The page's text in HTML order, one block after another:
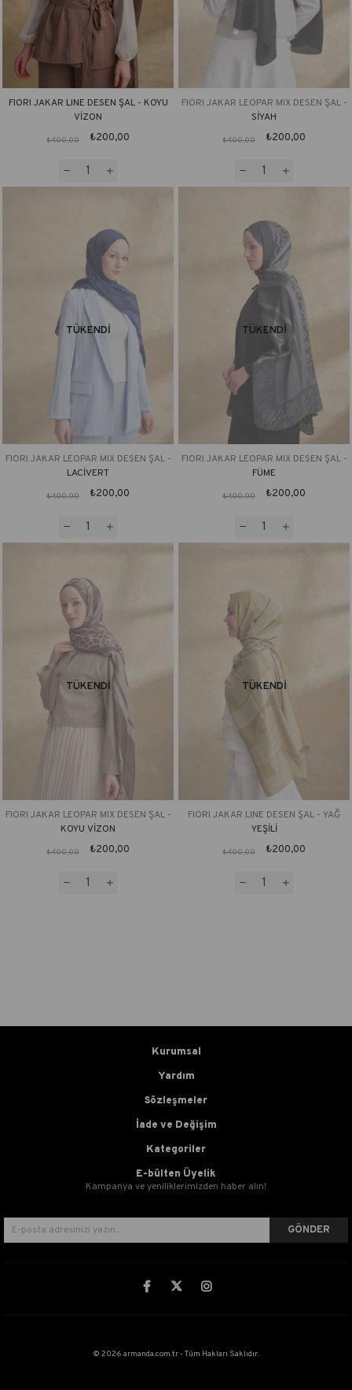
FIORI JAKAR LINE DESEN ŞAL - KOYU
VİZON
₺200,00
₺400,00
FIORI JAKAR LEOPAR MIX DESEN ŞAL -
SİYAH
₺200,00
₺400,00
TÜKENDI
FIORI JAKAR LEOPAR MIX DESEN ŞAL -
LACİVERT
₺200,00
₺400,00
TÜKENDI
FIORI JAKAR LEOPAR MIX DESEN ŞAL -
FÜME
₺200,00
₺400,00
TÜKENDI
FIORI JAKAR LEOPAR MIX DESEN ŞAL -
KOYU VİZON
₺200,00
₺400,00
TÜKENDI
FIORI JAKAR LINE DESEN ŞAL - YAĞ
YEŞİLİ
₺200,00
₺400,00
Kurumsal
Yardım
Sözleşmeler
İade ve Değişim
Kategoriler
E-bülten Üyelik
Kampanya ve yeniliklerimizden haber alın!
GÖNDER
© 2026 armanda.com.tr - Tüm Hakları Saklıdır.